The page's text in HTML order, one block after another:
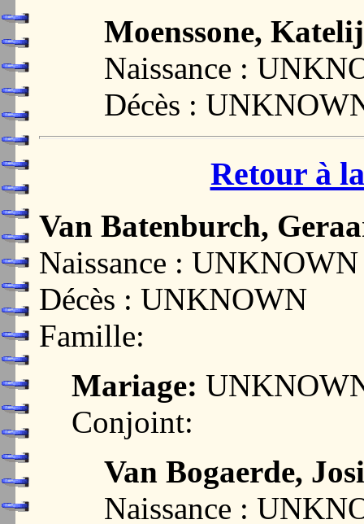
Moenssone,
Naissance :
Décès :
Retour à
Van Batenburch,
Naissance : UNKNOWN
Décès : UNKNOWN
Famille:
Mariage:
Conjoint:
Van Bogaerde,
Naissance :